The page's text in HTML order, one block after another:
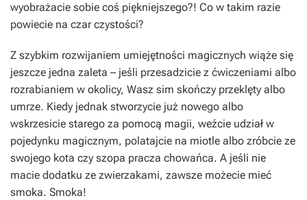
wyobrażacie sobie coś piękniejszego?! Co w takim razie
powiecie na czar czystości?
Z szybkim rozwijaniem umiejętności magicznych wiąże się
jeszcze jedna zaleta – jeśli przesadzicie z ćwiczeniami albo
rozrabianiem w okolicy, Wasz sim skończy przeklęty albo
umrze. Kiedy jednak stworzycie już nowego albo
wskrzesicie starego za pomocą magii, weźcie udział w
pojedynku magicznym, polatajcie na miotle albo zróbcie ze
swojego kota czy szopa pracza chowańca. A jeśli nie
macie dodatku ze zwierzakami, zawsze możecie mieć
smoka. Smoka!